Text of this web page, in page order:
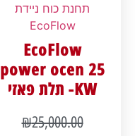
תחנת כוח ניידת
EcoFlow
EcoFlow
power ocen 25
KW- תלת פאזי
₪25,000.00